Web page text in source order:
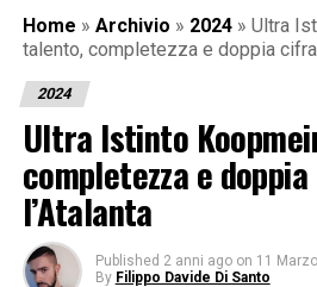
Home » Archivio » 2024 » Ultra
talento, completezza e doppia cifra
2024
Ultra Istinto
completezza e
l’Atalanta
Published 2 anni ago on 11
By Filippo Davide Di Santo